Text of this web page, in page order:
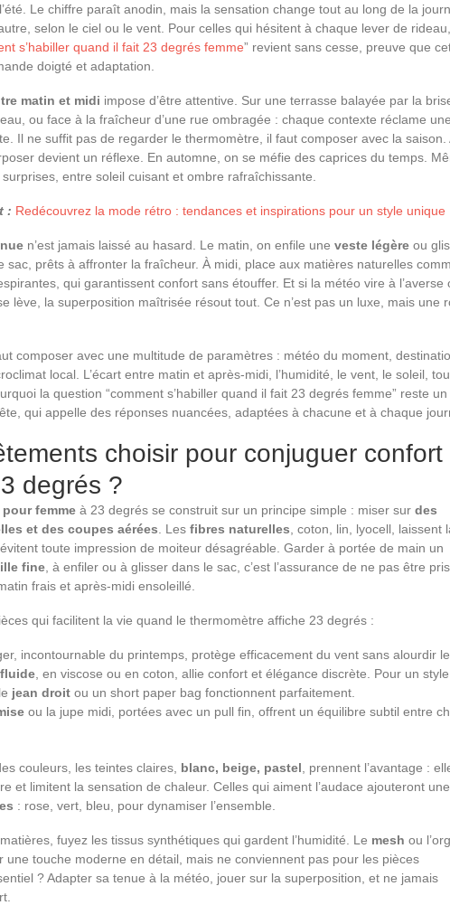
Le chiffre paraît anodin, mais la sensation change tout au long de la
selon le ciel ou le vent. Pour celles qui hésitent à chaque lever de
s’habiller quand il fait 23 degrés femme” revient sans cesse, preuve que
doigté et adaptation.
matin et midi impose d’être attentive. Sur une terrasse balayée par la
ou face à la fraîcheur d’une rue ombragée : chaque contexte réclame une
Il ne suffit pas de regarder le thermomètre, il faut composer avec la saison.
devient un réflexe. En automne, on se méfie des caprices du temps.
surprises, entre soleil cuisant et ombre rafraîchissante.
: Redécouvrez la mode rétro : tendances et inspirations pour un style unique
n’est jamais laissé au hasard. Le matin, on enfile une veste légère ou
sac, prêts à affronter la fraîcheur. À midi, place aux matières naturelles
qui garantissent confort sans étouffer. Et si la météo vire à l’averse
lève, la superposition maîtrisée résout tout. Ce n’est pas un luxe, mais une
composer avec une multitude de paramètres : météo du moment,
local. L’écart entre matin et après-midi, l’humidité, le vent, le soleil,
la question “comment s’habiller quand il fait 23 degrés femme” reste un
qui appelle des réponses nuancées, adaptées à chacune et à chaque
choisir pour conjuguer confort
degrés ?
femme à 23 degrés se construit sur un principe simple : miser sur des
et des coupes aérées . Les fibres naturelles , coton, lin, lyocell, laissent
toute impression de moiteur désagréable. Garder à portée de main un
fine , à enfiler ou à glisser dans le sac, c’est l’assurance de ne pas être
frais et après-midi ensoleillé.
qui facilitent la vie quand le thermomètre affiche 23 degrés :
incontournable du printemps, protège efficacement du vent sans alourdir le
, en viscose ou en coton, allie confort et élégance discrète. Pour un
jean droit ou un short paper bag fonctionnent parfaitement.
ou la jupe midi, portées avec un pull fin, offrent un équilibre subtil entre
couleurs, les teintes claires, blanc, beige, pastel , prennent l’avantage :
et limitent la sensation de chaleur. Celles qui aiment l’audace ajouteront
: rose, vert, bleu, pour dynamiser l’ensemble.
fuyez les tissus synthétiques qui gardent l’humidité. Le mesh ou
une touche moderne en détail, mais ne conviennent pas pour les pièces
? Adapter sa tenue à la météo, jouer sur la superposition, et ne jamais